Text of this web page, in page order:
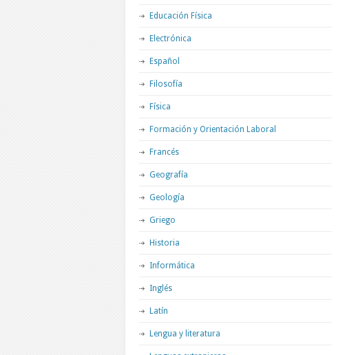
Educación Física
Electrónica
Español
Filosofía
Física
Formación y Orientación Laboral
Francés
Geografía
Geología
Griego
Historia
Informática
Inglés
Latín
Lengua y literatura